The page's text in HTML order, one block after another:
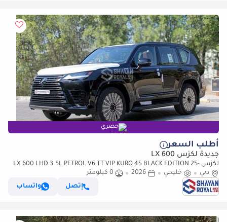
حصري
أطلب السعر
جديدة لكزس LX 600
لكزس LX 600 LHD 3.5L PETROL V6 TT VIP KURO 4S BLACK EDITION 25-
ML AT 2026MY
دبي خليجي 2026
0 كيلومتر
إتصل
واتساب